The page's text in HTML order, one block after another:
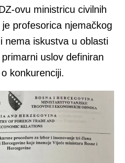
ovu ministricu civilnih
profesorica njemačkog
nema iskustva u oblasti
uslov definiran
konkurenciji.